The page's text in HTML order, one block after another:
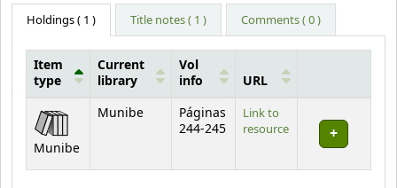
Holdings( 1 ) Title notes ( 1 ) Comments ( 0 )
Holdings
Item
type
Current
library
Vol
info
URL
Munibe
Munibe
Páginas
244-245
Link to
resource